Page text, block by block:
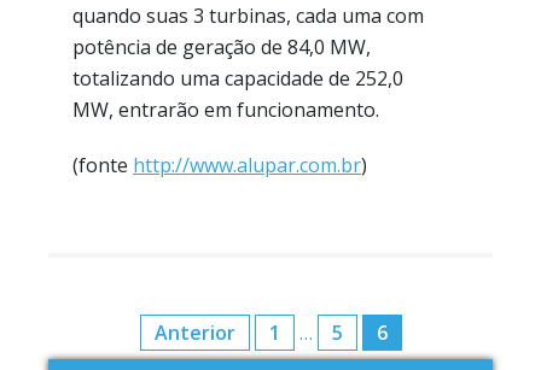
quando suas 3 turbinas, cada uma com
potência de geração de 84,0 MW,
totalizando uma capacidade de 252,0
MW, entrarão em funcionamento.
(fonte http://www.alupar.com.br)
Anterior 1 … 5 6